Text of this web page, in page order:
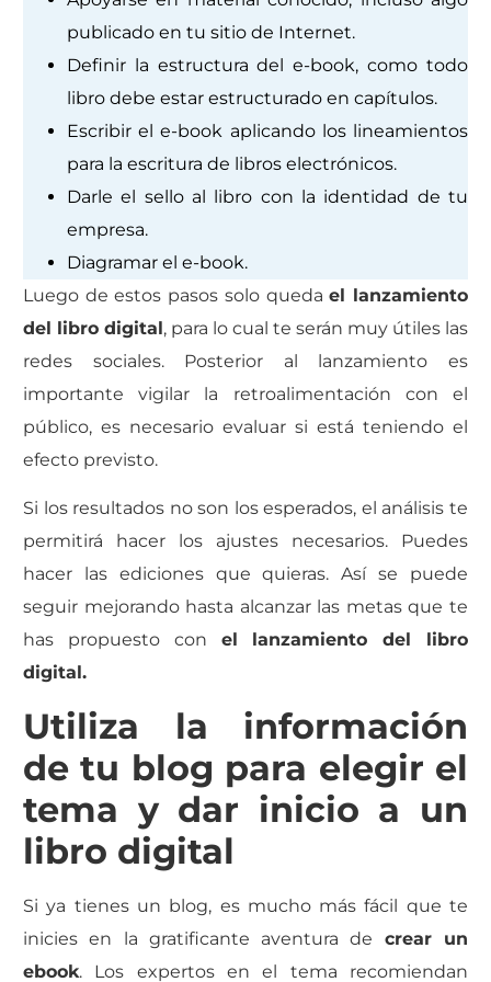
publicado en tu sitio de Internet.
Definir la estructura del e-book, como todo
libro debe estar estructurado en capítulos.
Escribir el e-book aplicando los lineamientos
para la escritura de libros electrónicos.
Darle el sello al libro con la identidad de tu
empresa.
Diagramar el e-book.
Luego de estos pasos solo quedael lanzamiento
del libro digital, para lo cual te serán muy útiles las
redes sociales. Posterior al lanzamiento es
importante vigilar la retroalimentación con el
público, es necesario evaluar si está teniendo el
efecto previsto.
Si los resultados no son los esperados, el análisis te
permitirá hacer los ajustes necesarios. Puedes
hacer las ediciones que quieras. Así se puede
seguir mejorando hasta alcanzar las metas que te
has propuesto con el lanzamiento del libro
digital.
Utiliza la información
de tu blog para elegir el
tema y dar inicio a un
libro digital
Si ya tienes un blog, es mucho más fácil que te
inicies en la gratificante aventura de crear un
ebook. Los expertos en el tema recomiendan